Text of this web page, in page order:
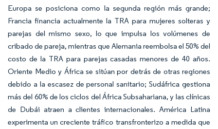
Europa se posiciona como la segunda región más grande;
Francia financia actualmente la TRA para mujeres solteras y
parejas del mismo sexo, lo que impulsa los volúmenes de
cribado de pareja, mientras que Alemania reembolsa el 50% del
costo de la TRA para parejas casadas menores de 40 años.
Oriente Medio y África se sitúan por detrás de otras regiones
debido a la escasez de personal sanitario; Sudáfrica gestiona
más del 60% de los ciclos del África Subsahariana, y las clínicas
de Dubái atraen a clientes internacionales. América Latina
experimenta un creciente tráfico transfronterizo a medida que